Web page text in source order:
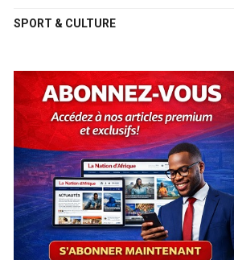
SPORT & CULTURE